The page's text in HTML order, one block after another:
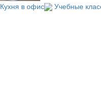
Учебные
Кухня в офис